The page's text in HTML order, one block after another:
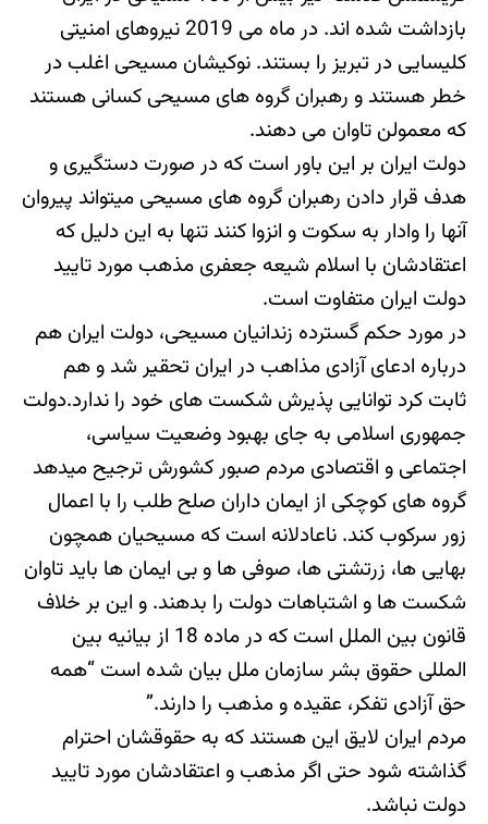
بازداشت شده اند. در ماه می 2019 نیروهای امنیتی
کلیسایی در تبریز را بستند. نوکیشان مسیحی اغلب در
خطر هستند و رهبران گروه های مسیحی کسانی هستند
که معمولن تاوان می دهند.
دولت ایران بر این باور است که در صورت دستگیری و
هدف قرار دادن رهبران گروه های مسیحی میتواند پیروان
آنها را وادار به سکوت و انزوا کنند تنها به این دلیل که
اعتقادشان با اسلام شیعه جعفری مذهب مورد تایید
دولت ایران متفاوت است.
در مورد حکم گسترده زندانیان مسیحی، دولت ایران هم
درباره ادعای آزادی مذاهب در ایران تحقیر شد و هم
ثابت کرد توانایی پذیرش شکست های خود را ندارد.دولت
جمهوری اسلامی به جای بهبود وضعیت سیاسی،
اجتماعی و اقتصادی مردم صبور کشورش ترجیح میدهد
گروه های کوچکی از ایمان داران صلح طلب را با اعمال
زور سرکوب کند. ناعادلانه است که مسیحیان همچون
بهایی ها، زرتشتی ها، صوفی ها و بی ایمان ها باید تاوان
شکست ها و اشتباهات دولت را بدهند. و این بر خلاف
قانون بین الملل است که در ماده 18 از بیانیه بین
المللی حقوق بشر سازمان ملل بیان شده است “همه
حق آزادی تفکر، عقیده و مذهب را دارند.”
مردم ایران لایق این هستند که به حقوقشان احترام
گذاشته شود حتی اگر مذهب و اعتقادشان مورد تایید
دولت نباشد.